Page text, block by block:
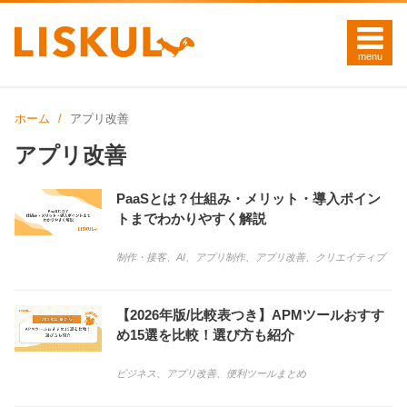
ホーム アプリ改善
アプリ改善
PaaSとは？仕組み・メリット・導入ポイン
トまでわかりやすく解説
制作・接客、 AI アプリ制作、 アプリ改善、 クリエイティブ
【2026年版/比較表つき】APMツールおすす
め15選を比較！選び方も紹介
ビジネス アプリ改善、 便利ツールまとめ